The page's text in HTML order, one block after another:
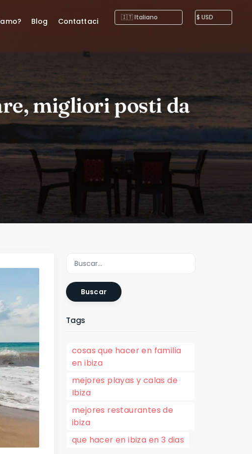
migliori posti da
Buscar
Tags
cosas que hacer en familia
en ibiza
mejores playas y calas de
Ibiza
mejores restaurantes de
ibiza
que hacer en ibiza en 3 dias
Blog Contattaci